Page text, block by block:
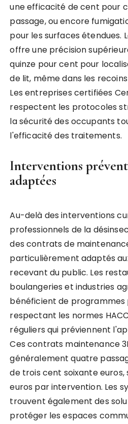
une efficacité de cent pour
passage, ou encore
pour les surfaces étendues.
offre une précision
quinze pour cent pour
de lit, même dans les
Les entreprises certifiées
respectent les protocoles
la sécurité des occupants
l'efficacité des traitements.
Interventions
adaptées
Au-delà des interventions
professionnels de la
des contrats de
particulièrement adaptés
recevant du public. Les
boulangeries et industries
bénéficient de programmes
respectant les normes
réguliers qui préviennent
Ces contrats maintenance
généralement quatre
de trois cent soixante
euros par intervention. Les
trouvent également des
protéger les espaces